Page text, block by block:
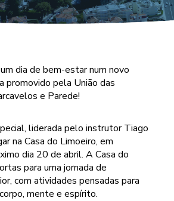
dia de bem-estar num novo
promovido pela União das
e Parede!
liderada pelo instrutor Tiago
na Casa do Limoeiro, em
dia 20 de abril. A Casa do
para uma jornada de
com atividades pensadas para
mente e espírito.